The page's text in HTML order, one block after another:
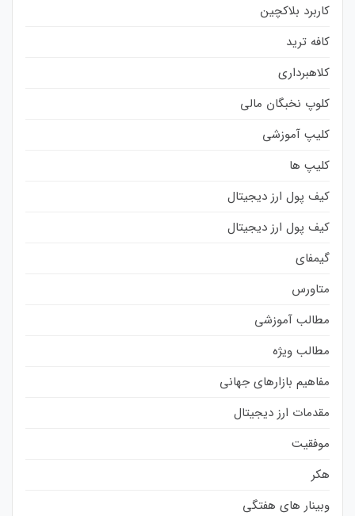
کاربرد بلاکچین
کافه ترید
کلاهبرداری
کلوپ نخبگان مالی
کلیپ آموزشی
کلیپ ها
کیف پول ارز دیجیتال
کیف پول ارز دیجیتال
گیمفای
متاورس
مطالب آموزشی
مطالب ویژه
مفاهیم بازارهای جهانی
مقدمات ارز دیجیتال
موفقیت
هکر
وبینار های هفتگی